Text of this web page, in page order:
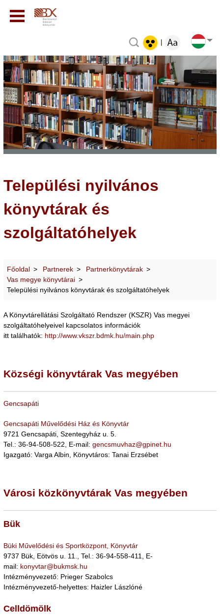
Települési nyilvános
könyvtárak és
szolgáltatóhelyek
Főoldal Partnerek
Partnerkönyvtárak
Vas megye könyvtárai
Települési nyilvános könyvtárak és szolgáltatóhelyek
A Könyvtárellátási Szolgáltató Rendszer (KSZR) Vas megyei
szolgáltatóhelyeivel kapcsolatos információk
itt találhatók: http://www.vkszr.bdmk.hu/main.php
Községi könyvtárak Vas megyében
Gencsapáti
Gencsapáti Művelődési Ház és Könyvtár
9721 Gencsapáti, Szentegyház u. 5.
Tel.: 36-94-508-522, E-mail: gencsmuvhaz@gpinet.hu
Igazgató: Varga Albin, Könyvtáros: Tanai Erzsébet
Városi közkönyvtárak Vas megyében
Bük
Büki Művelődési és Sportközpont, Könyvtár
9737 Bük, Eötvös u. 11., Tel.: 36-94-558-411, E-
mail: konyvtar@bukmsk.hu
Intézményvezető: Prieger Szabolcs
Intézményvezető-helyettes: Haizler Lászlóné
Celldömölk